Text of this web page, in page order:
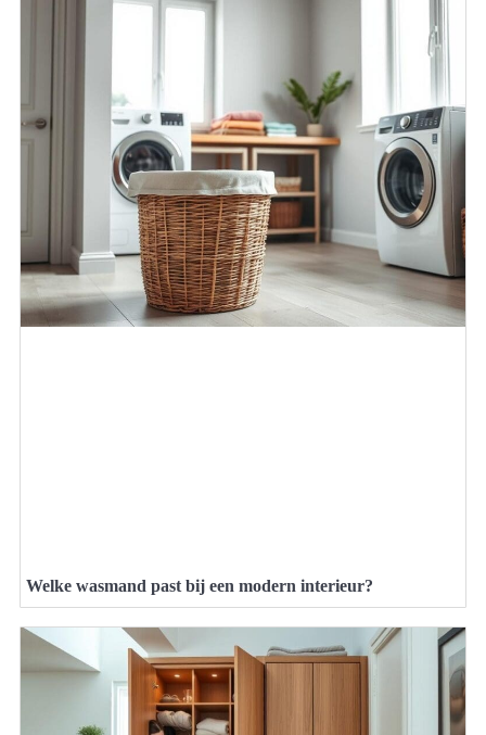
Welke wasmand past bij een modern interieur?